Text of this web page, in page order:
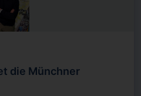
die Münchner